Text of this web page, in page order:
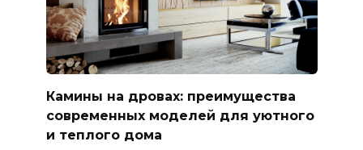
Камины на дровах: преимущества
современных моделей для уютного
и теплого дома